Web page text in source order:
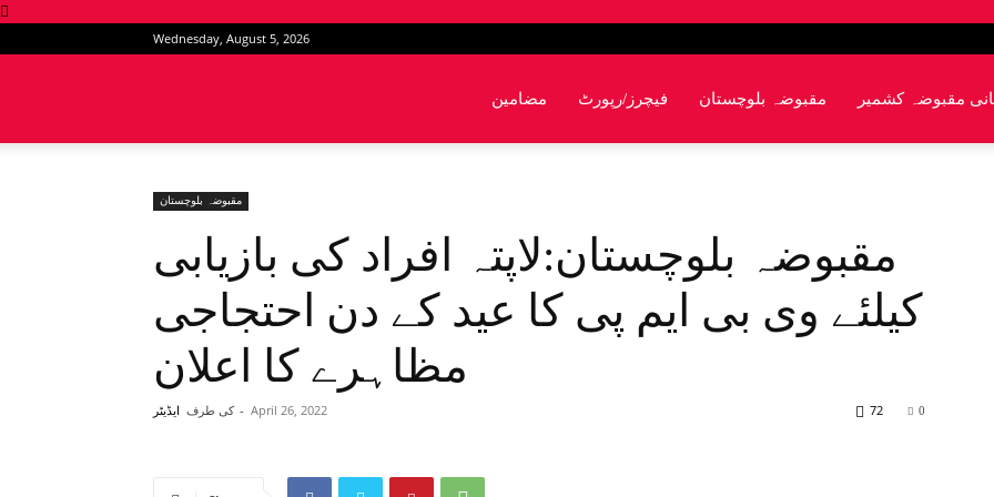
Wednesday, August 5, 2026
مضامین فیچرز/رپورٹ مقبوضہ بلوچستان مقبوضہ کشمیر
مقبوضہ بلوچستان
مقبوضہ بلوچستان:لاپتہ افراد کی بازیابی
کیلئے وی بی ایم پی کا عید کے دن احتجاجی
مظاہرے کا اعلان
کی طرف ایڈیٹر - April 26, 2022 0
72